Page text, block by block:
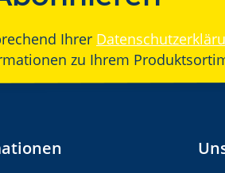
Ihrer
zu Ihrem